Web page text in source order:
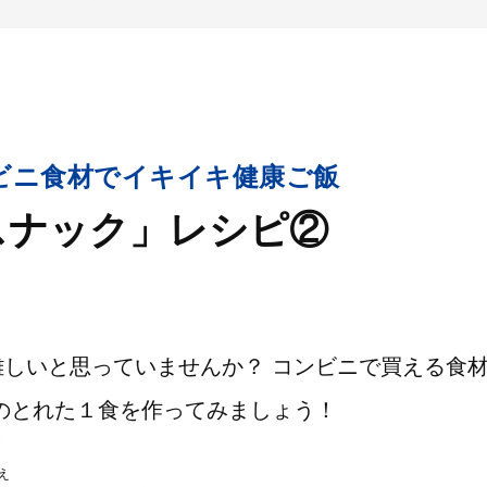
ニ食材でイキイキ健康ご飯
ナック」レシピ②
いと思っていませんか？ コンビニで買える食
れた１食を作ってみましょう！